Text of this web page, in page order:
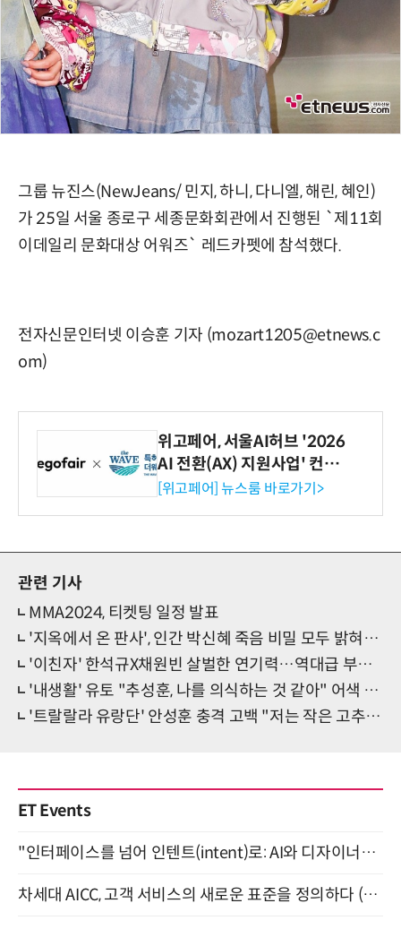
그룹 뉴진스(NewJeans/ 민지, 하니, 다니엘, 해린, 혜인)
가 25일 서울 종로구 세종문화회관에서 진행된 `제11회
이데일리 문화대상 어워즈` 레드카펫에 참석했다.
전자신문인터넷 이승훈 기자 (mozart1205@etnews.c
om)
위고페어, 서울AI허브 '2026
AI 전환(AX) 지원사업' 컨소
시엄 선정
[위고페어] 뉴스룸 바로가기>
관련 기사
MMA2024, 티켓팅 일정 발표
'지옥에서 온 판사', 인간 박신혜 죽음 비밀 모두 밝혀진다
'이친자' 한석규X채원빈 살벌한 연기력…역대급 부녀 케미 완성
'내생활' 유토 "추성훈, 나를 의식하는 것 같아" 어색 기류 포착
'트랄랄라 유랑단' 안성훈 충격 고백 "저는 작은 고추가 아닙니다"
ET Events
"인터페이스를 넘어 인텐트(intent)로: AI와 디자이너가 함께 만드는 공존의 UX" 강남역 (9/2)
차세대 AICC, 고객 서비스의 새로운 표준을 정의하다 (9/9)